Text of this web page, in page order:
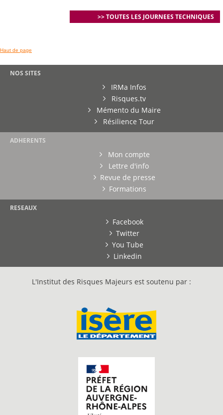
>> TOUTES LES JOURNEES TECHNIQUES
Haut de page
NOS SITES
IRMa Infos
Risques.tv
Mémento du Maire
Résilience Tour
ADHERENTS
Mon compte
Lettre d'info
Revue de presse
Formations
RESEAUX
Facebook
Twitter
You Tube
Linkedin
L'Institut des Risques Majeurs est soutenu par :